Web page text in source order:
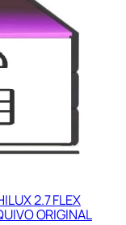
2.7 FLEX
ORIGINAL